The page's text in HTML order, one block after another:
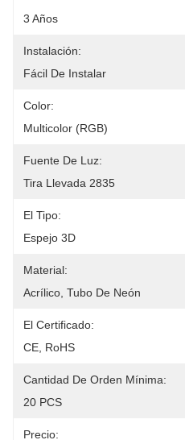
3 Años
Instalación:
Fácil De Instalar
Color:
Multicolor (RGB)
Fuente De Luz:
Tira Llevada 2835
El Tipo:
Espejo 3D
Material:
Acrílico, Tubo De Neón
El Certificado:
CE, RoHS
Cantidad De Orden Mínima:
20 PCS
Precio: